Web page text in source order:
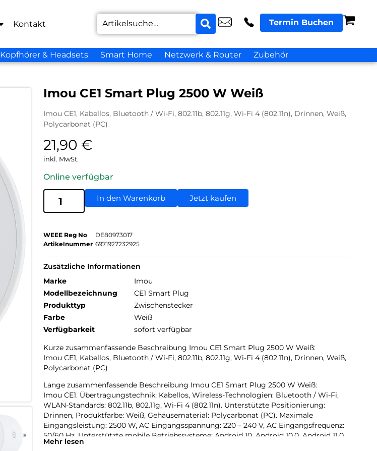
Kontakt Termin Buchen
Kopfhörer & Headsets Smart Home Netzwerk & Router Zubehör
Imou CE1 Smart Plug 2500 W Weiß
Imou CE1, Kabellos, Bluetooth / Wi-Fi, 802.11b, 802.11g, Wi-Fi 4 (802.11n), Drinnen, Weiß,
Polycarbonat (PC)
21,90 €
inkl. MwSt.
Online verfügbar
In den Warenkorb Jetzt kaufen
WEEE Reg No
DE80973017
Artikelnummer 6971927232925
Zusätzliche Informationen
Marke
Imou
Modellbezeichnung
CE1 Smart Plug
Produkttyp
Zwischenstecker
Farbe
Weiß
Verfügbarkeit
sofort verfügbar
Kurze zusammenfassende Beschreibung Imou CE1 Smart Plug 2500 W Weiß:
Imou CE1, Kabellos, Bluetooth / Wi-Fi, 802.11b, 802.11g, Wi-Fi 4 (802.11n), Drinnen, Weiß,
Polycarbonat (PC)
Lange zusammenfassende Beschreibung Imou CE1 Smart Plug 2500 W Weiß:
Imou CE1. Übertragungstechnik: Kabellos, Wireless-Technologien: Bluetooth / Wi-Fi,
WLAN-Standards: 802.11b, 802.11g, Wi-Fi 4 (802.11n). Unterstützte Positionierung:
Drinnen, Produktfarbe: Weiß, Gehäusematerial: Polycarbonat (PC). Maximale
Eingangsleistung: 2500 W, AC Eingangsspannung: 220 – 240 V, AC Eingangsfrequenz:
50/60 Hz. Unterstützte mobile Betriebssysteme: Android 10, Android 10.0, Android 11.0,
Android 12.0, Android 13.0, Android 4.4, Android 5.0,.
Mehr lesen